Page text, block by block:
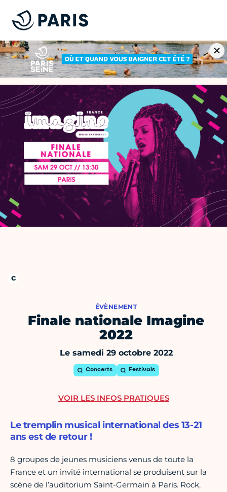
ÉVÈNEMENT
Finale nationale Imagine
2022
Le samedi 29 octobre 2022
Concerts Festivals
Le tremplin musical international des 13-21
ans est de retour !
8 groupes de jeunes musiciens venus de toute la
France et un invité international se produisent sur la
scène de l’auditorium Saint-Germain à Paris. Rock,
VOIR LES INFOS PRATIQUES